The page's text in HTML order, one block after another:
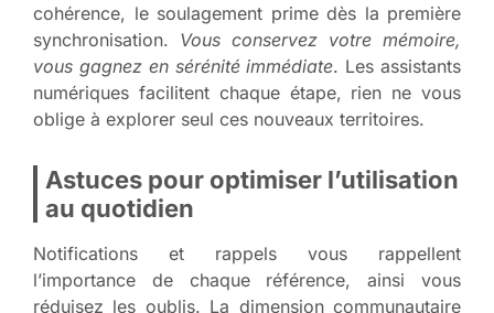
cohérence, le soulagement prime dès la première
synchronisation. Vous conservez votre mémoire,
vous gagnez en sérénité immédiate. Les assistants
numériques facilitent chaque étape, rien ne vous
oblige à explorer seul ces nouveaux territoires.
Astuces pour optimiser l’utilisation
au quotidien
Notifications et rappels vous rappellent
l’importance de chaque référence, ainsi vous
réduisez les oublis. La dimension communautaire